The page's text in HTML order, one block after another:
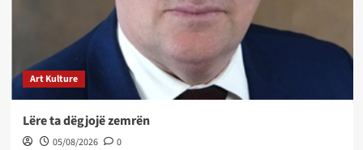
Art Kulture
Lëre ta dëgjojë zemrën
05/08/2026 0